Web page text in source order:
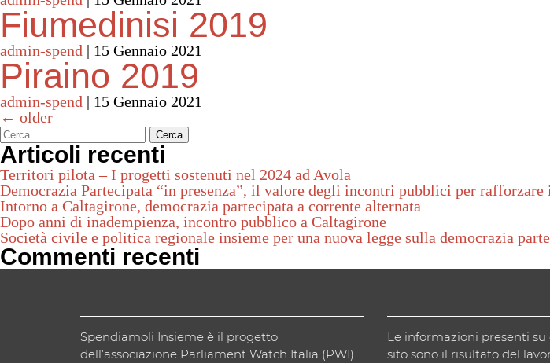
Fiumedinisi 2019
admin-spend | 15 Gennaio 2021
Piraino 2019
admin-spend | 15 Gennaio 2021
Navigazione articoli
← older
Ricerca per:
Articoli recenti
Territori pilota – I progetti sostenuti nel 2024 ad Avola
Democrazia Partecipata “in presenza”, il valore degli incontri pubblici per
Intorno a Caltagirone, democrazia partecipata a corrente alternata
Dopo anni di inadempienza, incontro pubblico a Caltagirone
Società civile e politica regionale insieme per una nuova legge sulla democrazia
Commenti recenti
Spendiamoli Insieme è il progetto
dell’associazione Parliament Watch Italia (PWI)
Le informazioni presenti su
sito sono il risultato del